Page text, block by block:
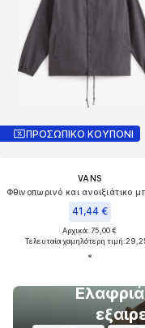
ΠΡΟΣΩΠΙΚΟ ΚΟΥΠΟΝΙ
VANS
41,44 €
Αρχικά: 75,00 €
Τελευταία χαμηλότερη τιμή: